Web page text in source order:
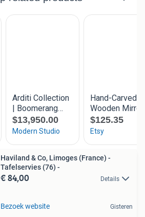
Haviland & Co, Limoges (France) -
Tafelservies (76) -
€ 84,00 Details
Bezoek website Gisteren